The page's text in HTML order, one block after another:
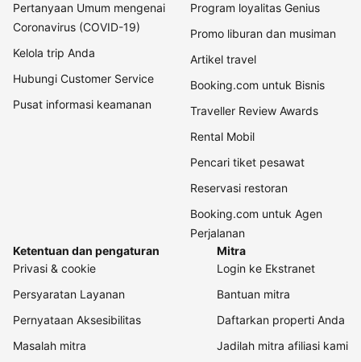
Pertanyaan Umum mengenai
Coronavirus (COVID-19)
Kelola trip Anda
Hubungi Customer Service
Pusat informasi keamanan
Program loyalitas Genius
Promo liburan dan musiman
Artikel travel
Booking.com untuk Bisnis
Traveller Review Awards
Rental Mobil
Pencari tiket pesawat
Reservasi restoran
Booking.com untuk Agen
Perjalanan
Ketentuan dan pengaturan
Privasi & cookie
Persyaratan Layanan
Pernyataan Aksesibilitas
Masalah mitra
Mitra
Login ke Ekstranet
Bantuan mitra
Daftarkan properti Anda
Jadilah mitra afiliasi kami